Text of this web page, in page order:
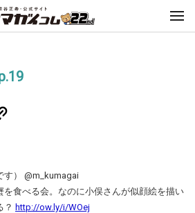
熊谷正寿（くまポンパパです） ‏@m_kumagai
を食べる会。なのに小俣さんが似顔絵を描い
？ http://ow.ly/i/WOej